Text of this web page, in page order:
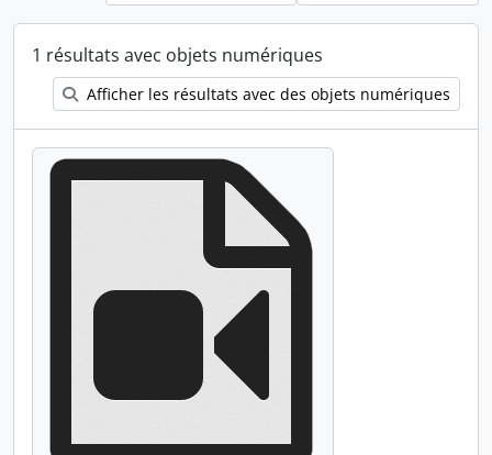
1 résultats avec objets numériques
Afficher les résultats avec des objets numériques